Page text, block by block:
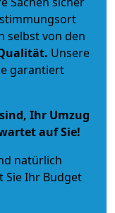
selbst von den
. Unsere
garantiert
Ihr Umzug
auf Sie!
natürlich
Sie Ihr Budget